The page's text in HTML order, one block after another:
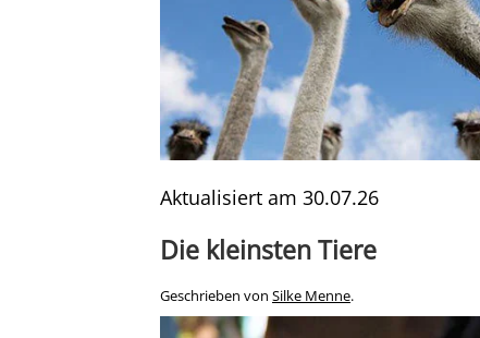
Aktualisiert am 30.07.26
Die kleinsten Tiere
Geschrieben von Silke Menne.